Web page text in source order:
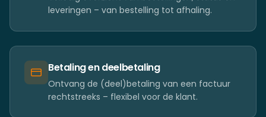
leveringen – van bestelling tot afhaling.
Betaling en deelbetaling
Ontvang de (deel)betaling van een factuur
rechtstreeks – flexibel voor de klant.